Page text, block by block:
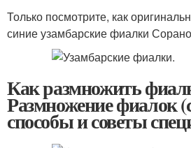
Только посмотрите, как
синие узамбарские фиалки
Как размножить
Размножение фиалок
способы и советы